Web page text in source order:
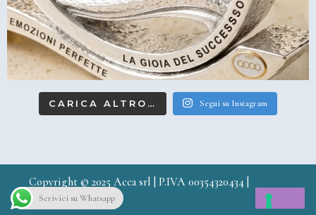
CARICA ALTRO… Segui su Instagram
Copyright © 2025 Acca srl | P.IVA 00354320434 |
Scrivici su Whatsapp